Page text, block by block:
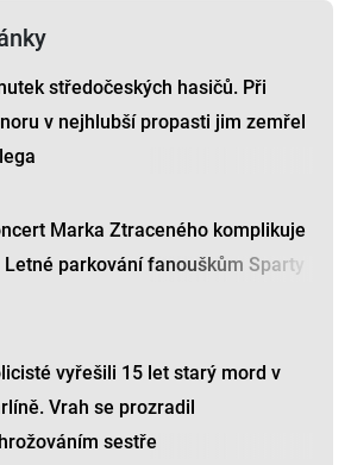
středočeských hasičů. Při
v nejhlubší propasti jim zemřel
Marka Ztraceného komplikuje
Letné parkování fanouškům Sparty
vyřešili 15 let starý mord v
Vrah se prozradil
sestře